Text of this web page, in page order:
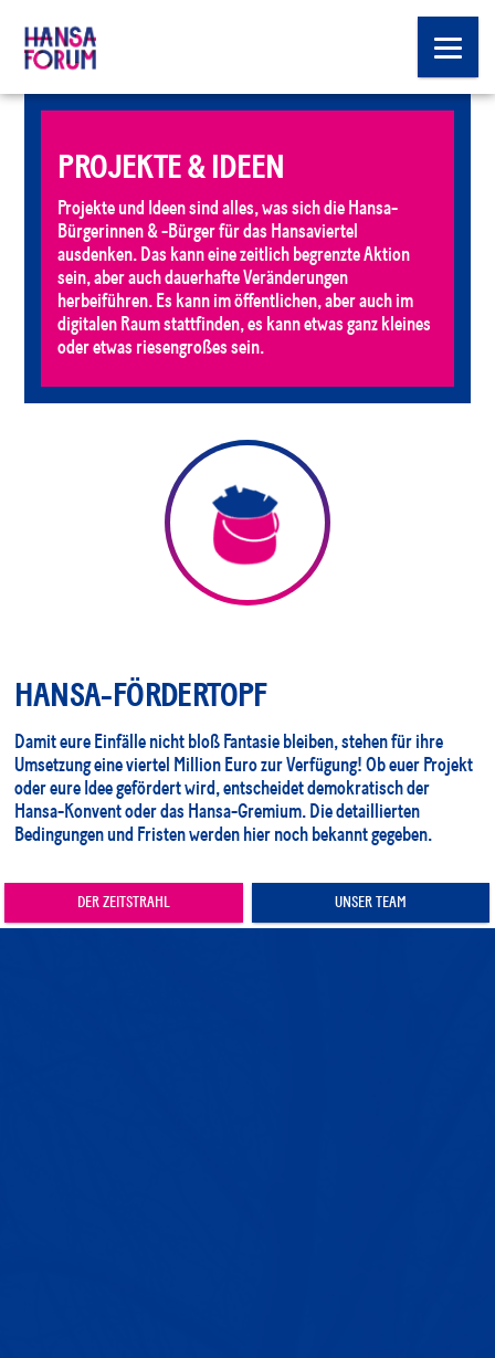
PROJEKTE & IDEEN
Projekte und Ideen sind alles, was sich die Hansa-
Bürgerinnen & -Bürger für das Hansaviertel
ausdenken. Das kann eine zeitlich begrenzte Aktion
sein, aber auch dauerhafte Veränderungen
herbeiführen. Es kann im öffentlichen, aber auch im
digitalen Raum stattfinden, es kann etwas ganz kleines
oder etwas riesengroßes sein.
HANSA-FÖRDERTOPF
Damit eure Einfälle nicht bloß Fantasie bleiben, stehen für ihre
Umsetzung eine viertel Million Euro zur Verfügung! Ob euer Projekt
oder eure Idee gefördert wird, entscheidet demokratisch der
Hansa-Konvent oder das Hansa-Gremium. Die detaillierten
Bedingungen und Fristen werden hier noch bekannt gegeben.
DER ZEITSTRAHL UNSER TEAM